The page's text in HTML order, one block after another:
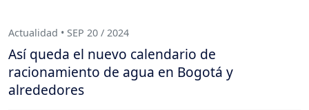
Actualidad • SEP 20 / 2024
Así queda el nuevo calendario de
racionamiento de agua en Bogotá y
alrededores